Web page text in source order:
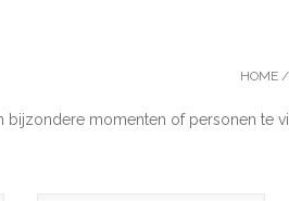
HOME /
bijzondere momenten of personen te